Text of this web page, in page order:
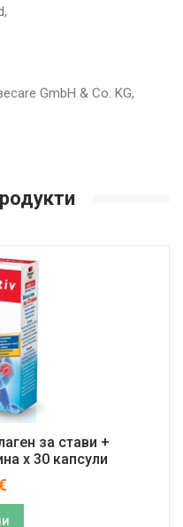
GmbH & Co. KG,
за стави +
x 30 капсули